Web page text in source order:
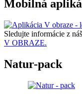
Mobilná
Sledujte informácie z
V OBRAZE.
Natur-pack